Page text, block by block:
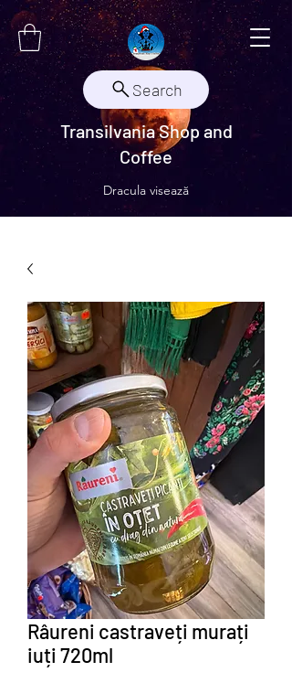
Search
Transilvania Shop and
Coffee
Dracula visează
Râureni castraveți murați
iuți 720ml